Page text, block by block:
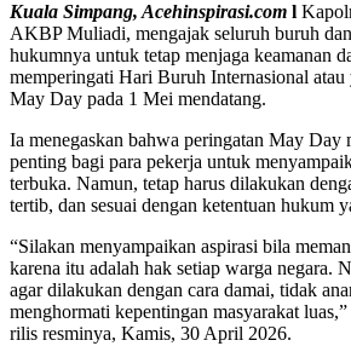
Kuala Simpang, Acehinspirasi.com l
AKBP Muliadi, mengajak seluruh buruh
hukumnya untuk tetap menjaga keamanan
memperingati Hari Buruh Internasional atau
May Day pada 1 Mei mendatang.
Ia menegaskan bahwa peringatan May Day
penting bagi para pekerja untuk
terbuka. Namun, tetap harus dilakukan
tertib, dan sesuai dengan ketentuan hukum
“Silakan menyampaikan aspirasi bila
karena itu adalah hak setiap warga negara.
agar dilakukan dengan cara damai, tidak
menghormati kepentingan masyarakat
rilis resminya, Kamis, 30 April 2026.